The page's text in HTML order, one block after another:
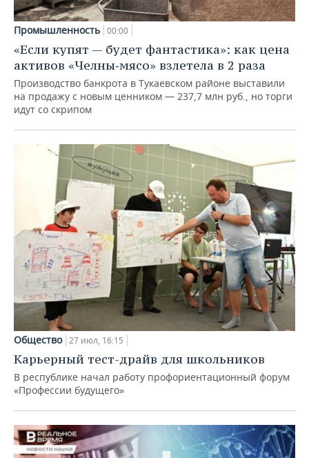
Промышленность 00:00
«Если купят — будет фантастика»: как цена
активов «Челны‑мясо» взлетела в 2 раза
Производство банкрота в Тукаевском районе выставили
на продажу с новым ценником — 237,7 млн руб., но торги
идут со скрипом
Общество 27 июл, 16:15
Карьерный тест-драйв для школьников
В республике начал работу профориентационный форум
«Профессии будущего»